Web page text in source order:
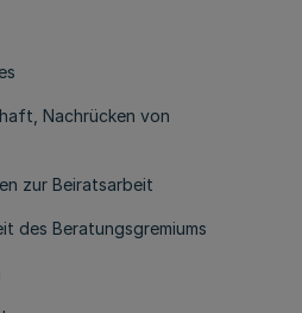
Nachrücken von
zur Beiratsarbeit
des Beratungsgremiums